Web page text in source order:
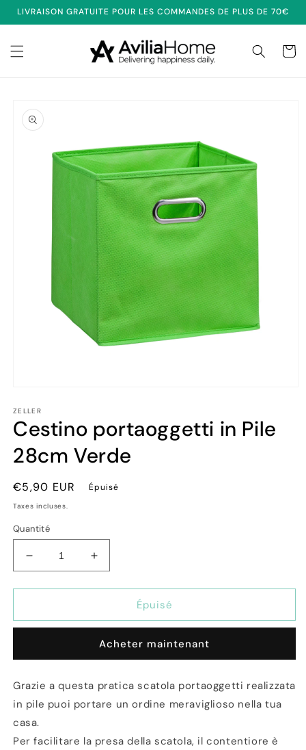
passer
au
LIVRAISON GRATUITE POUR LES COMMANDES DE PLUS DE 70€
Panier
informations
produits
média
1
dans
fenêtre
modale
ZELLER
Cestino portaoggetti in Pile
28cm Verde
Prix
habituel
€5,90 EUR Épuisé
Taxes incluses.
Quantité
Réduire
la
quantité
Cestino
Pile
Verde
Augmenter
la
quantité
Cestino
in
Pile
Verde
Épuisé
Acheter maintenant
Grazie a questa pratica scatola portaoggetti realizzata
in pile puoi portare un ordine meraviglioso nella tua
casa.
Per facilitare la presa della scatola, il contentiore è